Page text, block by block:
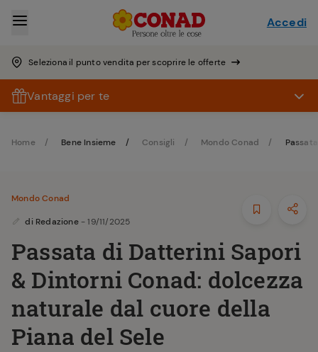
Seleziona il punto vendita per scoprire le offerte
Accedi
Vantaggi per te
Home Bene Insieme Consigli Mondo Conad
Mondo Conad
di Redazione - 19/11/2025
Passata di Datterini Sapori
& Dintorni Conad: dolcezza
naturale dal cuore della
Piana del Sele